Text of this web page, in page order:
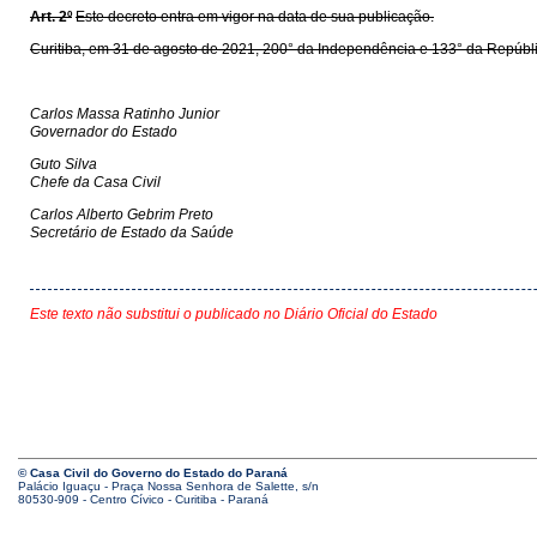
Art. 2º Este decreto entra em vigor na data de sua publicação.
Curitiba, em 31 de agosto de 2021, 200° da Independência e 133° da
Carlos Massa Ratinho Junior
Governador do Estado
Guto Silva
Chefe da Casa Civil
Carlos Alberto Gebrim Preto
Secretário de Estado da Saúde
Este texto não substitui o publicado no Diário Oficial do Estado
© Casa Civil do Governo do Estado do Paraná
Palácio Iguaçu - Praça Nossa Senhora de Salette, s/n
80530-909 - Centro Cívico - Curitiba - Paraná